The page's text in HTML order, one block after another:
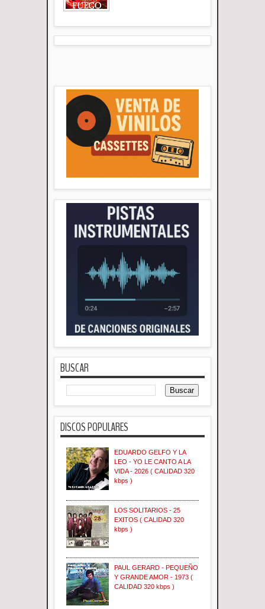
BUSCAR
DISCOS POPULARES
EDUARDO GELFO Y LA
LEO - YO LE CANTO A LA
VIDA - 2026 ( CALIDAD 320
kbps )
LOS SOLITARIOS - 25
EXITOS ( CALIDAD 320
kbps )
PAUL GERARD - PEQUEÑO
Y GRANDE AMOR - 1973 (
CALIDAD 320 kbps )